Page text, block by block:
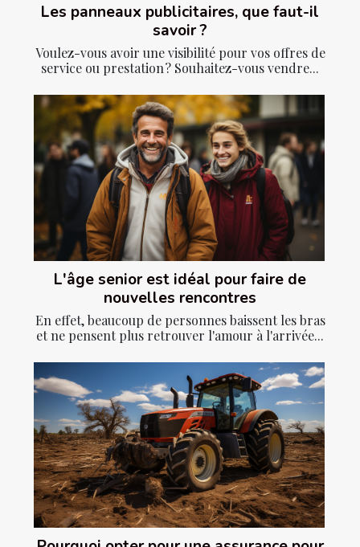
Les panneaux publicitaires, que faut-il
savoir ?
Voulez-vous avoir une visibilité pour vos offres de
service ou prestation ? Souhaitez-vous vendre...
L'âge senior est idéal pour faire de
nouvelles rencontres
En effet, beaucoup de personnes baissent les bras
et ne pensent plus retrouver l'amour à l'arrivée...